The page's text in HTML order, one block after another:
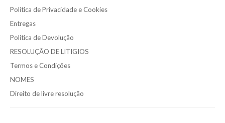
Política de Privacidade e Cookies
Entregas
Politica de Devolução
RESOLUÇÃO DE LITIGIOS
Termos e Condições
NOMES
Direito de livre resolução